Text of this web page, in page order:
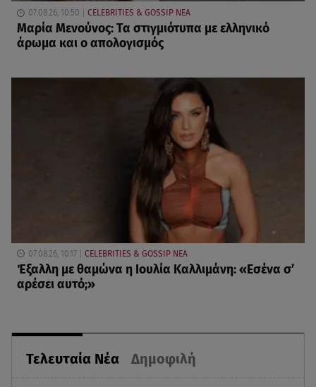
Τελευταία Νέα Δημοφιλή
07.08.26, 10:50 CELEBRITIES & GOSSIP ΝΕΑ
Μαρία Μενούνος: Τα στιγμιότυπα με ελληνικό
άρωμα και ο απολογισμός
07.08.26, 10:17 CELEBRITIES & GOSSIP ΝΕΑ
Έξαλλη με θαμώνα η Ιουλία Καλλιμάνη: «Εσένα σ’
αρέσει αυτό;»